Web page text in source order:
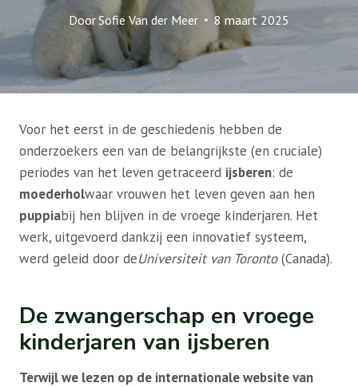
DoorSofie Van der Meer 8 maart 2025
Voor het eerst in de geschiedenis hebben de
onderzoekers een van de belangrijkste (en cruciale)
periodes van het leven getraceerd ijsberen: de
moederholwaar vrouwen het leven geven aan hen
puppiabij hen blijven in de vroege kinderjaren. Het
werk, uitgevoerd dankzij een innovatief systeem,
werd geleid door deUniversiteit van Toronto(Canada).
De zwangerschap en vroege
kinderjaren van ijsberen
Terwijl we lezen op de internationale website van